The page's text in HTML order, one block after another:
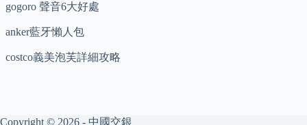
gogoro 聲音6大好處
anker藍牙懶人包
costco義美泡芙詳細攻略
Copyright © 2026 - 中國交銀